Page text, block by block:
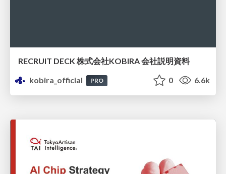
RECRUIT DECK 株式会社KOBIRA 会社説明資料
kobira_official
PRO 0 6.6k